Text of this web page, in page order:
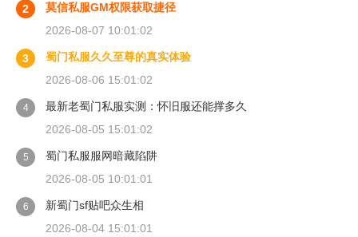
2
莫信私服GM权限获取捷径
2026-08-07 10:01:02
3
蜀门私服久久至尊的真实体验
2026-08-06 15:01:02
4
最新老蜀门私服实测：怀旧服还能撑多久
2026-08-05 15:01:02
5
蜀门私服服网暗藏陷阱
2026-08-05 10:01:01
6
新蜀门sf贴吧众生相
2026-08-04 15:01:01